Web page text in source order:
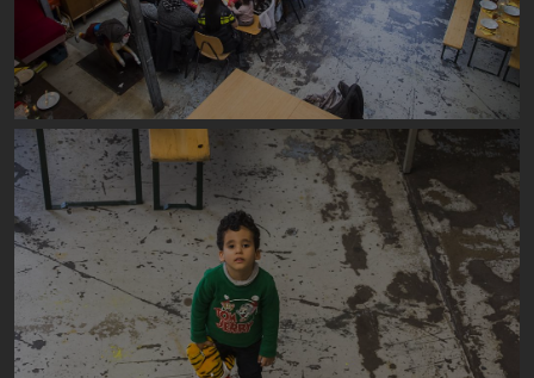
Image